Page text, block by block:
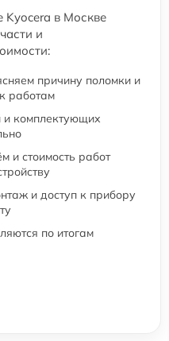
Kyocera в Москве
и
причину поломки и
работам
и комплектующих
и стоимость работ
и доступ к прибору
по итогам